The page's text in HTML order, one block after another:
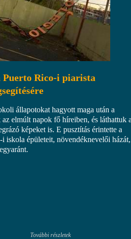
Rico-i piarista
állapotokat hagyott maga után a
elmúlt napok fő híreiben, és láthattuk
képeket is. E pusztítás érintette a
iskola épületeit, növendéknevelői házát,
További részletek